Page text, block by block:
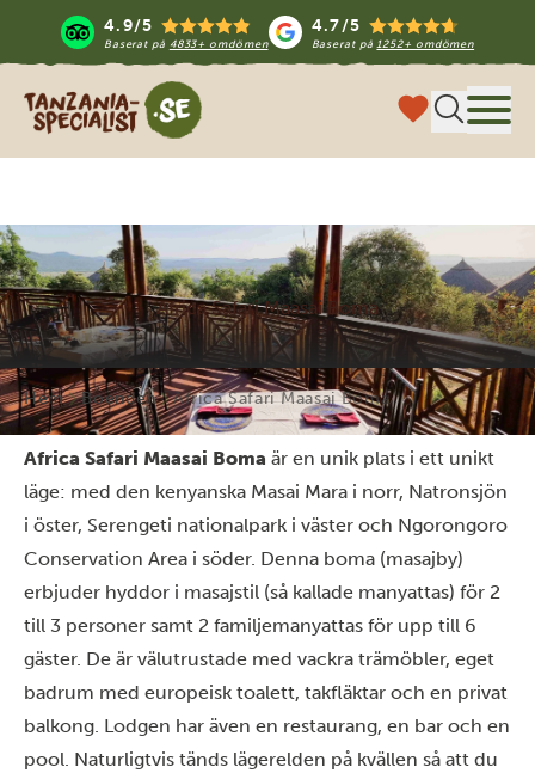
4.9/5
Baserat på 4833+ omdömen
4.7/5
Baserat på1252+ omdömen
Tanzania Specialist
Africa Safari Maasai Boma
Hem Boenden Africa Safari Maasai Boma
Africa Safari Maasai Boma är en unik plats i ett unikt
läge: med den kenyanska Masai Mara i norr, Natronsjön
i öster, Serengeti nationalpark i väster och Ngorongoro
Conservation Area i söder. Denna boma (masajby)
erbjuder hyddor i masajstil (så kallade manyattas) för 2
till 3 personer samt 2 familjemanyattas för upp till 6
gäster. De är välutrustade med vackra trämöbler, eget
badrum med europeisk toalett, takfläktar och en privat
balkong. Lodgen har även en restaurang, en bar och en
pool. Naturligtvis tänds lägerelden på kvällen så att du